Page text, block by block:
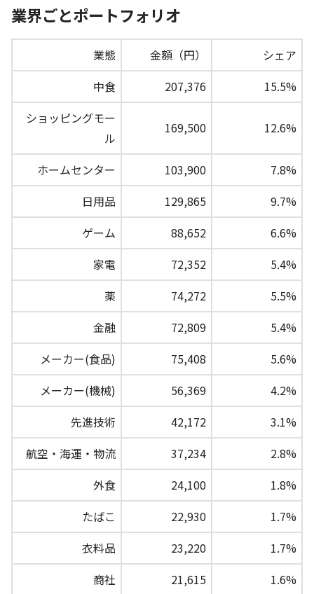
業界ごとポートフォリオ
業態 金額（円）
シェア
中食
207,376
15.5%
ショッピングモー
ル
169,500 12.6%
ホームセンター 103,900
7.8%
日用品
129,865
9.7%
ゲーム
88,652
6.6%
家電
72,352
5.4%
薬
74,272
5.5%
金融
72,809
5.4%
メーカー(食品)
75,408
5.6%
メーカー(機械)
56,369
4.2%
先進技術
42,172
3.1%
航空・海運・物流
37,234
2.8%
外食
24,100
1.8%
たばこ
22,930
1.7%
衣料品
23,220
1.7%
商社
21,615
1.6%